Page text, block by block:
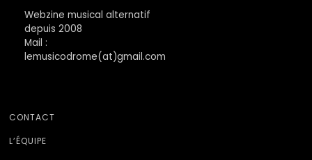
Webzine musical alternatif
depuis 2008
Mail :
lemusicodrome(at)gmail.com
CONTACT
L’ÉQUIPE